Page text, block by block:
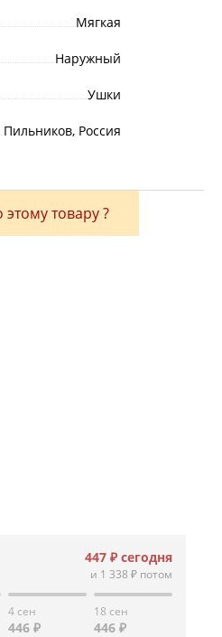
Мягкая
Наружный
Ушки
Пильников, Россия
товару ?
447 ₽сегодня
и 1 338 ₽потом
4 сен
446 ₽
18 сен
446 ₽